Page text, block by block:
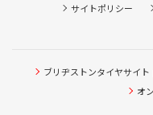
サイトポリシー
ブリヂストンタイヤサイト
オ
タイヤ点検・安全点
ピット作業の予約